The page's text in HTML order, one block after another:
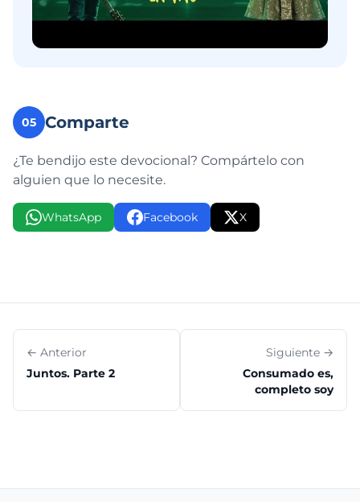
05 Comparte
¿Te bendijo este devocional? Compártelo con
alguien que lo necesite.
WhatsApp Facebook X
← Anterior
Juntos. Parte 2
Siguiente →
Consumado es,
completo soy